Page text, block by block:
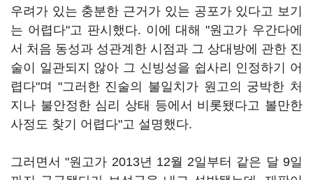
우려가 있는 충분한 근거가 있는 공포가 있다고 보기
는 어렵다"고 판시했다. 이에 대해 "원고가 우간다에
서 처음 동성과 성관계한 시점과 그 상대방에 관한 진
술이 일관되지 않아 그 신빙성을 쉽사리 인정하기 어
렵다"며 "그러한 진술의 불일치가 원고의 궁박한 처
지나 불안정한 심리 상태 등에서 비롯됐다고 볼만한
사정도 찾기 어렵다"고 설명했다.
그러면서 "원고가 2013년 12월 2일부터 같은 달 9일